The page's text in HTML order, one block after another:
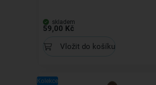
skladem
59,00 Kč
Vložit do košíku
Kolekce